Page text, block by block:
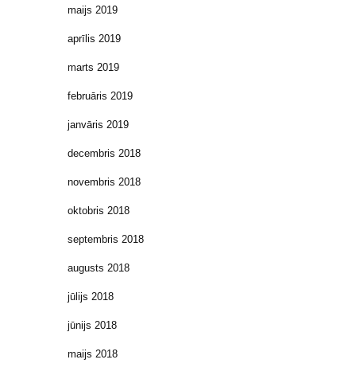
maijs 2019
aprīlis 2019
marts 2019
februāris 2019
janvāris 2019
decembris 2018
novembris 2018
oktobris 2018
septembris 2018
augusts 2018
jūlijs 2018
jūnijs 2018
maijs 2018